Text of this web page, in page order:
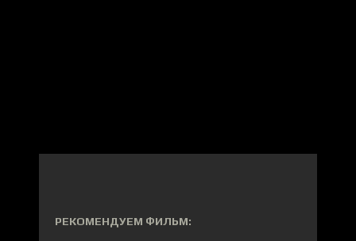
РЕКОМЕНДУЕМ ФИЛЬМ: